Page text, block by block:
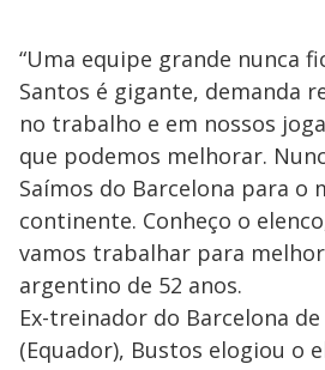
“Uma equipe grande nunca
Santos é gigante, demanda
no trabalho e em nossos
que podemos melhorar.
Saímos do Barcelona para o
continente. Conheço o
vamos trabalhar para
argentino de 52 anos.
Ex-treinador do Barcelona
(Equador), Bustos elogiou o